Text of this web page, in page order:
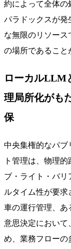
約によって全体の
パラドックスが発
な無限のリソース
の場所であること
ローカルLLM
理局所化がも
保
中央集権的なパブ
ト管理は、物理
ブ・ライト・バリ
ルタイム性が要
車の運行管理、あ
意思決定において
め、業務フローの